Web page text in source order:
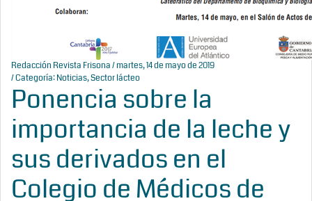
Redacción Revista Frisona/ martes, 14 de mayo de 2019
/ Categoría:Noticias,Sector lácteo
Ponencia sobre la
importancia de la leche y
sus derivados en el
Colegio de Médicos de